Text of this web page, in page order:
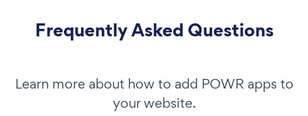
Frequently Asked Questions
Learn more about how to add POWR apps to
your website.